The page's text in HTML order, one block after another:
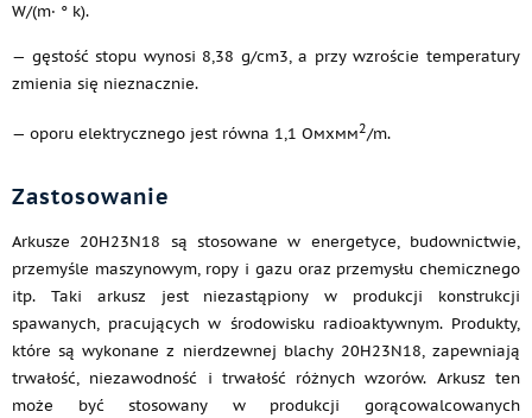
W/(m· ° k).
— gęstość stopu wynosi 8,38 g/cm3, a przy wzroście temperatury
zmienia się nieznacznie.
— oporu elektrycznego jest równa 1,1 Омхмм2/m.
Zastosowanie
Arkusze 20H23N18 są stosowane w energetyce, budownictwie,
przemyśle maszynowym, ropy i gazu oraz przemysłu chemicznego
itp. Taki arkusz jest niezastąpiony w produkcji konstrukcji
spawanych, pracujących w środowisku radioaktywnym. Produkty,
które są wykonane z nierdzewnej blachy 20H23N18, zapewniają
trwałość, niezawodność i trwałość różnych wzorów. Arkusz ten
może być stosowany w produkcji gorącowalcowanych